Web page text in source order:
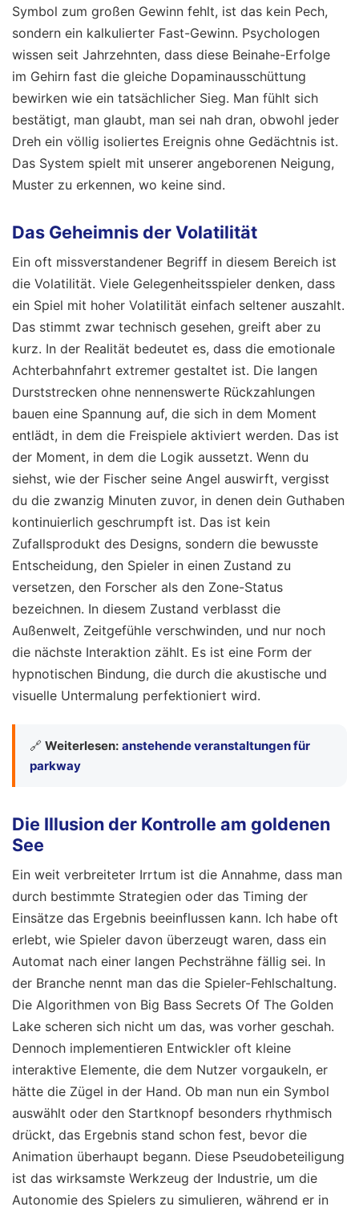
Symbol zum großen Gewinn fehlt, ist das kein Pech,
sondern ein kalkulierter Fast-Gewinn. Psychologen
wissen seit Jahrzehnten, dass diese Beinahe-Erfolge
im Gehirn fast die gleiche Dopaminausschüttung
bewirken wie ein tatsächlicher Sieg. Man fühlt sich
bestätigt, man glaubt, man sei nah dran, obwohl jeder
Dreh ein völlig isoliertes Ereignis ohne Gedächtnis ist.
Das System spielt mit unserer angeborenen Neigung,
Muster zu erkennen, wo keine sind.
Das Geheimnis der Volatilität
Ein oft missverstandener Begriff in diesem Bereich ist
die Volatilität. Viele Gelegenheitsspieler denken, dass
ein Spiel mit hoher Volatilität einfach seltener auszahlt.
Das stimmt zwar technisch gesehen, greift aber zu
kurz. In der Realität bedeutet es, dass die emotionale
Achterbahnfahrt extremer gestaltet ist. Die langen
Durststrecken ohne nennenswerte Rückzahlungen
bauen eine Spannung auf, die sich in dem Moment
entlädt, in dem die Freispiele aktiviert werden. Das ist
der Moment, in dem die Logik aussetzt. Wenn du
siehst, wie der Fischer seine Angel auswirft, vergisst
du die zwanzig Minuten zuvor, in denen dein Guthaben
kontinuierlich geschrumpft ist. Das ist kein
Zufallsprodukt des Designs, sondern die bewusste
Entscheidung, den Spieler in einen Zustand zu
versetzen, den Forscher als den Zone-Status
bezeichnen. In diesem Zustand verblasst die
Außenwelt, Zeitgefühle verschwinden, und nur noch
die nächste Interaktion zählt. Es ist eine Form der
hypnotischen Bindung, die durch die akustische und
visuelle Untermalung perfektioniert wird.
🔗 Weiterlesen: anstehende veranstaltungen für
parkway
Die Illusion der Kontrolle am goldenen
See
Ein weit verbreiteter Irrtum ist die Annahme, dass man
durch bestimmte Strategien oder das Timing der
Einsätze das Ergebnis beeinflussen kann. Ich habe oft
erlebt, wie Spieler davon überzeugt waren, dass ein
Automat nach einer langen Pechsträhne fällig sei. In
der Branche nennt man das die Spieler-Fehlschaltung.
Die Algorithmen von Big Bass Secrets Of The Golden
Lake scheren sich nicht um das, was vorher geschah.
Dennoch implementieren Entwickler oft kleine
interaktive Elemente, die dem Nutzer vorgaukeln, er
hätte die Zügel in der Hand. Ob man nun ein Symbol
auswählt oder den Startknopf besonders rhythmisch
drückt, das Ergebnis stand schon fest, bevor die
Animation überhaupt begann. Diese Pseudobeteiligung
ist das wirksamste Werkzeug der Industrie, um die
Autonomie des Spielers zu simulieren, während er in